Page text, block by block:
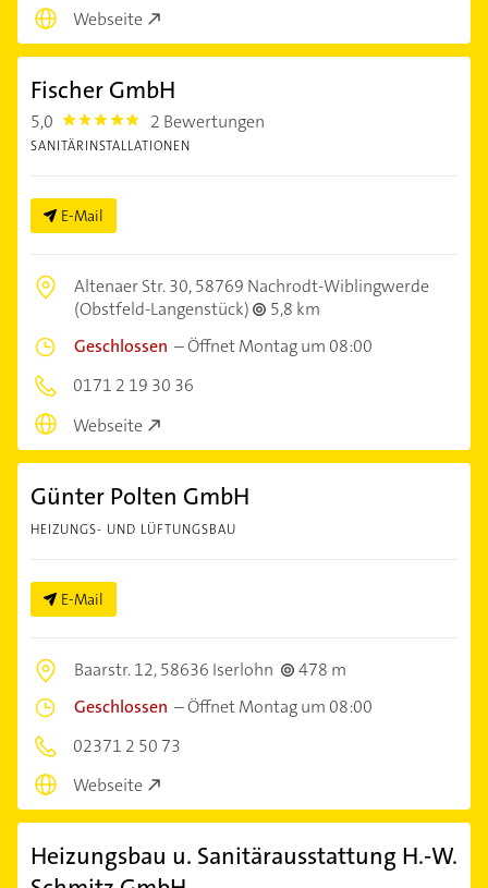
Webseite
Fischer GmbH
5,0 5.0 2 Bewertungen
SANITÄRINSTALLATIONEN
E-Mail
Altenaer Str. 30,58769 Nachrodt-Wiblingwerde
(Obstfeld-Langenstück)
5,8 km
Geschlossen –Öffnet Montag um 08:00
0171 2 19 30 36
Webseite
Günter Polten GmbH
HEIZUNGS- UND LÜFTUNGSBAU
E-Mail
Baarstr. 12,58636 Iserlohn
478 m
Geschlossen –Öffnet Montag um 08:00
02371 2 50 73
Webseite
Heizungsbau u. Sanitärausstattung H.-W.